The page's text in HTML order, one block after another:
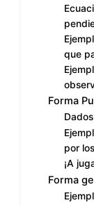
que
Forma
por
¡A
Forma